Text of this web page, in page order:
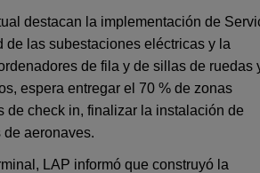
destacan la implementación de
las subestaciones eléctricas y la
de fila y de sillas de ruedas
espera entregar el 70 % de zonas
de check in, finalizar la instalación de
aeronaves.
LAP informó que construyó la